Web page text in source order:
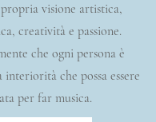
visione artistica,
creatività e passione.
che ogni persona è
che possa essere
per far musica.